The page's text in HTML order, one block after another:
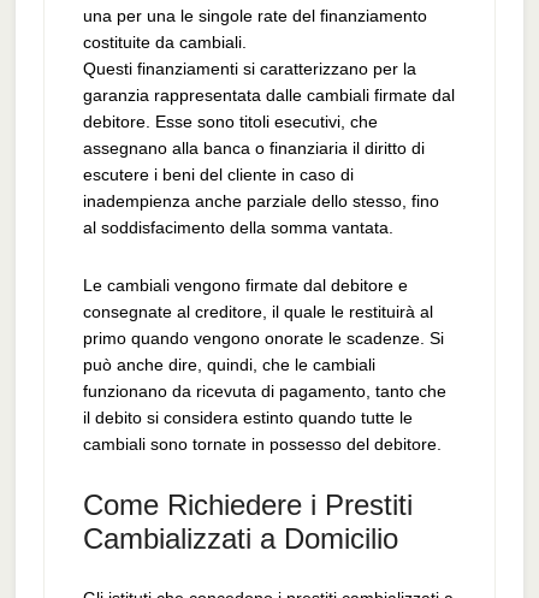
una per una le singole rate del finanziamento
costituite da cambiali.
Questi finanziamenti si caratterizzano per la
garanzia rappresentata dalle cambiali firmate dal
debitore. Esse sono titoli esecutivi, che
assegnano alla banca o finanziaria il diritto di
escutere i beni del cliente in caso di
inadempienza anche parziale dello stesso, fino
al soddisfacimento della somma vantata.
Le cambiali vengono firmate dal debitore e
consegnate al creditore, il quale le restituirà al
primo quando vengono onorate le scadenze. Si
può anche dire, quindi, che le cambiali
funzionano da ricevuta di pagamento, tanto che
il debito si considera estinto quando tutte le
cambiali sono tornate in possesso del debitore.
Come Richiedere i Prestiti
Cambializzati a Domicilio